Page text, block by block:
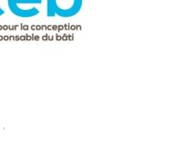
,